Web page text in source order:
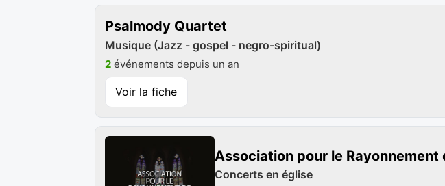
Psalmody Quartet
Musique (Jazz - gospel - negro-spiritual)
2 événements depuis un an
Voir la fiche
Association pour le Rayonnement
Concerts en église